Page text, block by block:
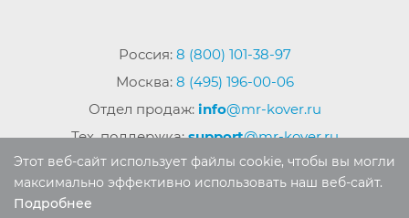
Россия: 8 (800) 101-38-97
Москва: 8 (495) 196-00-06
Отдел продаж: info@mr-kover.ru
Тех. поддержка:support@mr-kover.ru
Этот веб-сайт использует файлы cookie, чтобы вы могли
максимально эффективно использовать наш веб-сайт.
Подробнее